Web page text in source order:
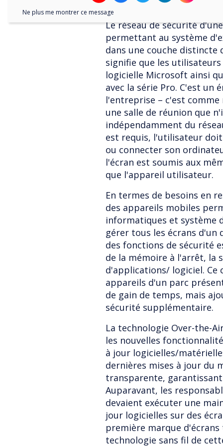
nombre de nouvelles
Le réseau de sécurité
permettant au système
dans une couche distincte
signifie que les
logicielle Microsoft ainsi
avec la série Pro. C'est un
l'entreprise – c'est
une salle de réunion que
indépendamment du
est requis, l'utilisateur
ou connecter son
l'écran est soumis aux
que l'appareil utilisateur.
En termes de besoins en
des appareils mobiles
informatiques et système
gérer tous les écrans d'un
des fonctions de sécurité
de la mémoire à l'arrêt, la
d'applications/ logiciel. Ce
appareils d'un parc
de gain de temps, mais
sécurité supplémentaire.
La technologie Over-the-
les nouvelles
à jour logicielles/
dernières mises à jour du
transparente,
Auparavant, les
devaient exécuter une
jour logicielles sur des
première marque
technologie sans fil de
Ne plus me montrer ce message